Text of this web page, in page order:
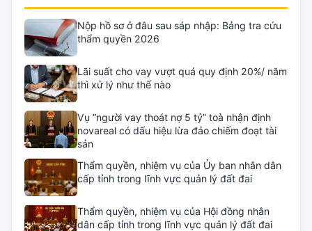
Nộp hồ sơ ở đâu sau sáp nhập: Bảng tra cứu
thẩm quyền 2026
Lãi suất cho vay vượt quá quy định 20%/ năm
thì xử lý như thế nào
Vụ “người vay thoát nợ 5 tỷ” toà nhận định
novareal có dấu hiệu lừa đảo chiếm đoạt tài
sản
Thẩm quyền, nhiệm vụ của Ủy ban nhân dân
cấp tỉnh trong lĩnh vực quản lý đất đai
Thẩm quyền, nhiệm vụ của Hội đồng nhân
dân cấp tỉnh trong lĩnh vực quản lý đất đai